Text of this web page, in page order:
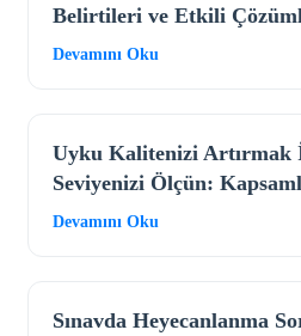
Belirtileri ve Etkili
Devamını Oku
Uyku Kalitenizi Artırmak
Seviyenizi Ölçün:
Devamını Oku
Sınavda Heyecanlanma